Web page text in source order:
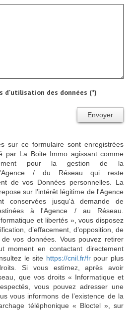
d'utilisation des données (*)
Envoyer
sur ce formulaire sont enregistrées
par La Boite Immo agissant comme
pour la gestion de la
l'Agence / du Réseau qui reste
de vos Données personnelles. La
sur l'intérêt légitime de l'Agence
conservées jusqu'à demande de
à l'Agence / au Réseau.
et libertés », vous disposez
d’effacement, d’opposition, de
vos données. Vous pouvez retirer
moment en contactant directement
le site https://cnil.fr/frpour plus
Si vous estimez, après avoir
que vos droits « Informatique et
vous pouvez adresser une
vous informons de l’existence de la
téléphonique « Bloctel », sur